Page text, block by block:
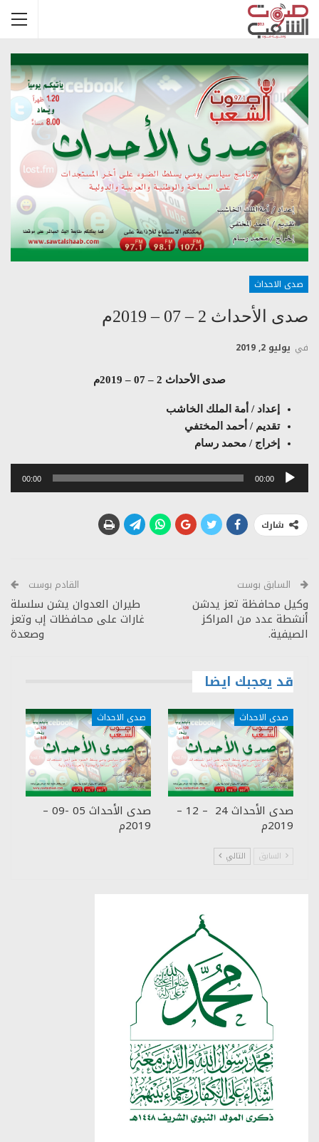
صدى الاحداث
صدى الأحداث 2 – 07 – 2019م
في يوليو 2, 2019
صدى الأحداث 2 – 07 – 2019م
إعداد / أمة الملك الخاشب
تقديم / أحمد المختفي
إخراج / محمد رسام
مشغل
00:00
00:00
شارك
السابق بوست
وكيل محافظة تعز يدشن
أنشطة عدد من المراكز
الصيفية.
القادم بوست
طيران العدوان يشن سلسلة
غارات على محافظات إب وتعز
وصعدة
قد يعجبك ايضا
صدى الاحداث
صدى الأحداث 24 – 12 –
2019م
صدى الاحداث
صدى الأحداث 05 -09 –
2019م
السابق التالي